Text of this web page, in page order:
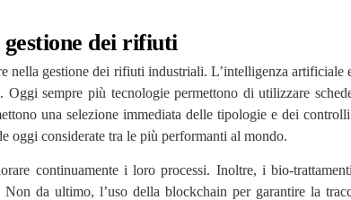
dei rifiuti
nella gestione dei rifiuti industriali. L’intelligenza
Oggi sempre più tecnologie permettono di utilizzare
una selezione immediata delle tipologie e dei
oggi considerate tra le più performanti al mondo.
continuamente i loro processi. Inoltre, i bio-
da ultimo, l’uso della blockchain per garantire la